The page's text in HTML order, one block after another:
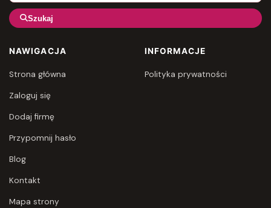
Szukaj
NAWIGACJA
Strona główna
Zaloguj się
Dodaj firmę
Przypomnij hasło
Blog
Kontakt
Mapa strony
INFORMACJE
Polityka prywatności